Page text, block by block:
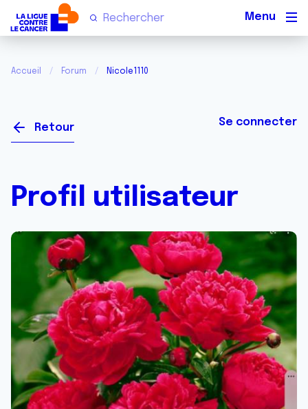
Accueil Forum Nicole1110
Retour Se connecter
Profil utilisateur